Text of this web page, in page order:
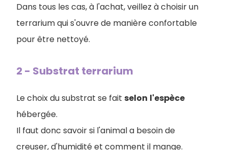
Dans tous les cas, à l'achat, veillez à choisir un
terrarium qui s'ouvre de manière confortable
pour être nettoyé.
2 - Substrat terrarium
Le choix du substrat se fait selon l'espèce
hébergée.
Il faut donc savoir si l'animal a besoin de
creuser, d'humidité et comment il mange.